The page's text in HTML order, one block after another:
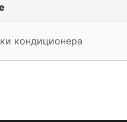
кондиционера